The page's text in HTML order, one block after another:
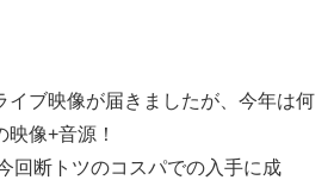
イブ映像が届きましたが、今年は何
像+音源！
回断トツのコスパでの入手に成